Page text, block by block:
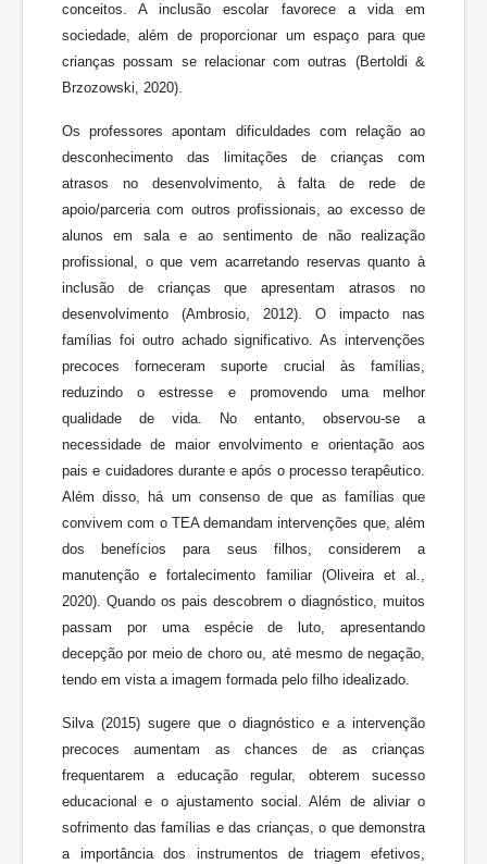
conceitos. A inclusão escolar favorece a vida em
sociedade, além de proporcionar um espaço para que
crianças possam se relacionar com outras (Bertoldi &
Brzozowski, 2020).
Os professores apontam dificuldades com relação ao
desconhecimento das limitações de crianças com
atrasos no desenvolvimento, à falta de rede de
apoio/parceria com outros profissionais, ao excesso de
alunos em sala e ao sentimento de não realização
profissional, o que vem acarretando reservas quanto à
inclusão de crianças que apresentam atrasos no
desenvolvimento (Ambrosio, 2012). O impacto nas
famílias foi outro achado significativo. As intervenções
precoces forneceram suporte crucial às famílias,
reduzindo o estresse e promovendo uma melhor
qualidade de vida. No entanto, observou-se a
necessidade de maior envolvimento e orientação aos
pais e cuidadores durante e após o processo terapêutico.
Além disso, há um consenso de que as famílias que
convivem com o TEA demandam intervenções que, além
dos benefícios para seus filhos, considerem a
manutenção e fortalecimento familiar (Oliveira et al.,
2020). Quando os pais descobrem o diagnóstico, muitos
passam por uma espécie de luto, apresentando
decepção por meio de choro ou, até mesmo de negação,
tendo em vista a imagem formada pelo filho idealizado.
Silva (2015) sugere que o diagnóstico e a intervenção
precoces aumentam as chances de as crianças
frequentarem a educação regular, obterem sucesso
educacional e o ajustamento social. Além de aliviar o
sofrimento das famílias e das crianças, o que demonstra
a importância dos instrumentos de triagem efetivos,